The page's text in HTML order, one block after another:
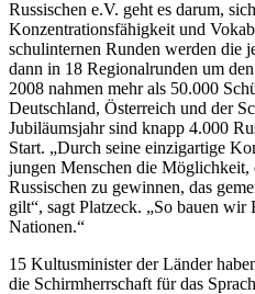
Russischen e.V. geht es darum,
Konzentrationsfähigkeit und
schulinternen Runden werden die
dann in 18 Regionalrunden um
2008 nahmen mehr als 50.000
Deutschland, Österreich und der
Jubiläumsjahr sind knapp 4.000
Start. „Durch seine einzigartige
jungen Menschen die Möglichkeit,
Russischen zu gewinnen, das
gilt“, sagt Platzeck. „So bauen wir
Nationen.“
15 Kultusminister der Länder
die Schirmherrschaft für das